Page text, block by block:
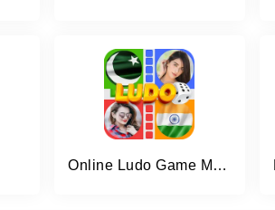
Online Ludo Game Multiplayer